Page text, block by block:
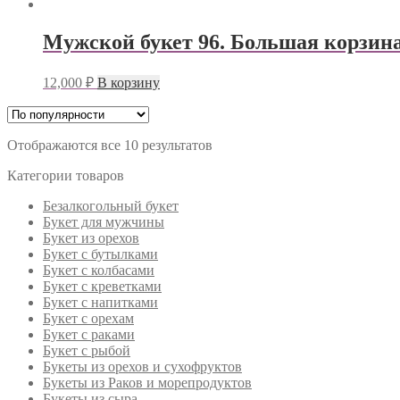
Мужской букет 96. Большая
12,000 ₽ В корзину
Отображаются все 10 результатов
Категории товаров
Безалкогольный букет
Букет для мужчины
Букет из орехов
Букет с бутылками
Букет с колбасами
Букет с креветками
Букет с напитками
Букет с орехам
Букет с раками
Букет с рыбой
Букеты из орехов и сухофруктов
Букеты из Раков и морепродуктов